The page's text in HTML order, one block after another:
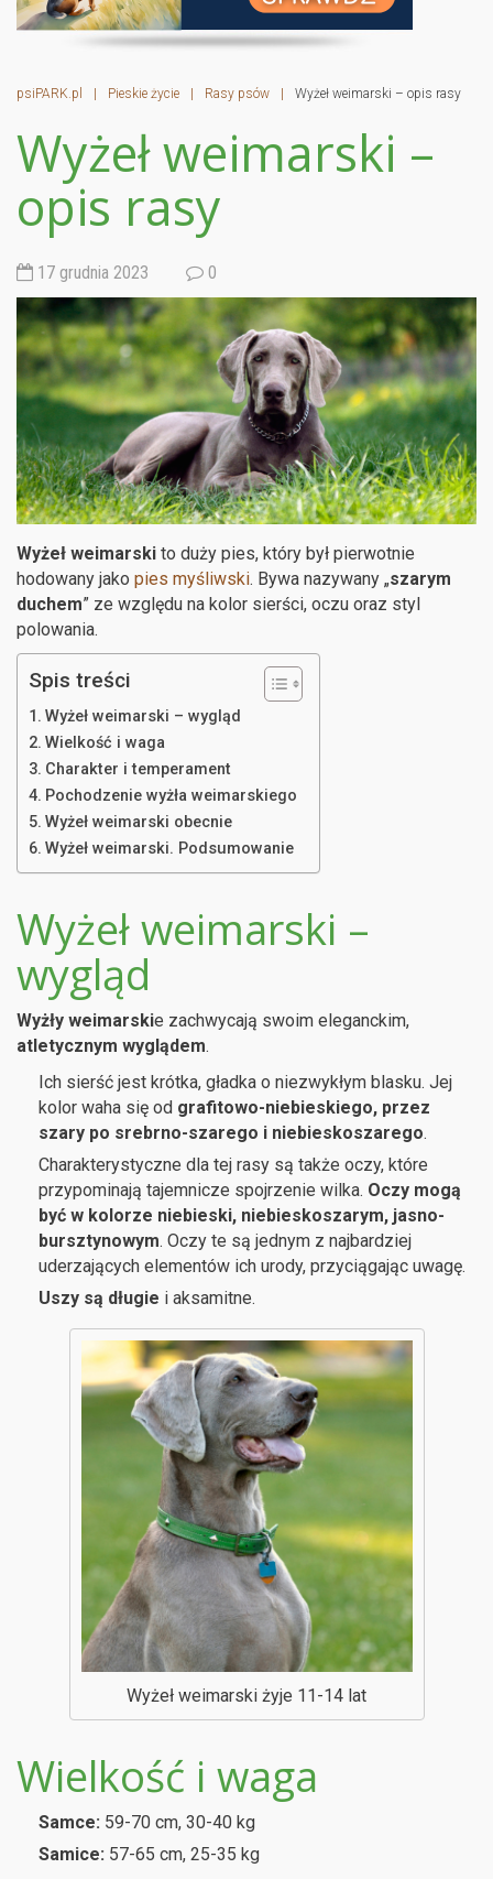
psiPARK.pl | Pieskie życie | Rasy psów | Wyżeł weimarski – opis rasy
Wyżeł weimarski –
opis rasy
17 grudnia 2023 0
Wyżeł weimarski to duży pies, który był pierwotnie
hodowany jako pies myśliwski. Bywa nazywany „szarym
duchem” ze względu na kolor sierści, oczu oraz styl
polowania.
Spis treści
Wyżeł weimarski – wygląd
Wielkość i waga
Charakter i temperament
Pochodzenie wyżła weimarskiego
Wyżeł weimarski obecnie
Wyżeł weimarski. Podsumowanie
Wyżeł weimarski –
wygląd
Wyżły weimarskie zachwycają swoim eleganckim,
atletycznym wyglądem.
Ich sierść jest krótka, gładka o niezwykłym blasku. Jej
kolor waha się od grafitowo-niebieskiego, przez
szary po srebrno-szarego i niebieskoszarego.
Charakterystyczne dla tej rasy są także oczy, które
przypominają tajemnicze spojrzenie wilka. Oczy mogą
być w kolorze niebieski, niebieskoszarym, jasno-
bursztynowym. Oczy te są jednym z najbardziej
uderzających elementów ich urody, przyciągając uwagę.
Uszy są długie i aksamitne.
Wyżeł weimarski żyje 11-14 lat
Wielkość i waga
Samce: 59-70 cm, 30-40 kg
Samice: 57-65 cm, 25-35 kg